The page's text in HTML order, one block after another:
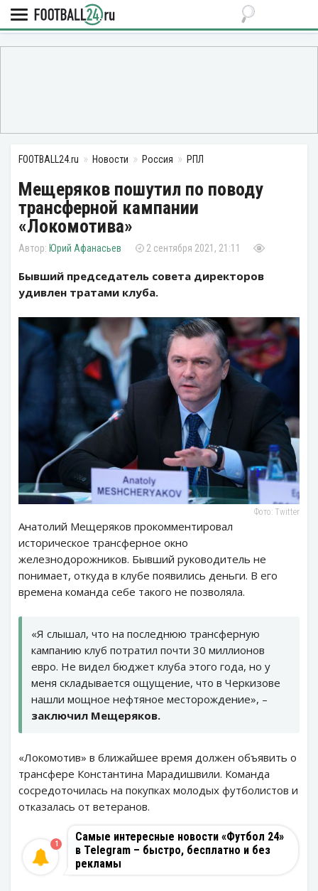
FOOTBALL24.ru Новости Россия РПЛ
Мещеряков пошутил по поводу
трансферной кампании
«Локомотива»
Юрий Афанасьев 2 сентября 2021, 21:11
Бывший председатель совета директоров
удивлен тратами клуба.
Фото: Twitter
Анатолий Мещеряков прокомментировал
историческое трансферное окно
железнодорожников. Бывший руководитель не
понимает, откуда в клубе появились деньги. В его
времена команда себе такого не позволяла.
«Я слышал, что на последнюю трансферную
кампанию клуб потратил почти 30 миллионов
евро. Не видел бюджет клуба этого года, но у
меня складывается ощущение, что в Черкизове
нашли мощное нефтяное месторождение», –
заключил Мещеряков.
«Локомотив» в ближайшее время должен объявить о
трансфере Константина Марадишвили. Команда
сосредоточилась на покупках молодых футболистов и
отказалась от ветеранов.
Самые интересные новости «Футбол 24»
в Telegram – быстро, бесплатно и без
рекламы
1